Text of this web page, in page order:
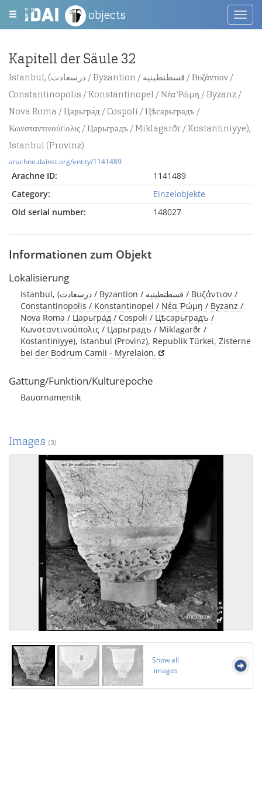
objects
Kapitell der Säule 32
Istanbul, (درسعادت / Byzantion / قسطنطينيه / Βυζάντιον /
Constantinopolis / Konstantinopel / Νέα Ῥώμη / Byzanz /
Nova Roma / Царьгра́д / Cospoli / Цѣсарьградъ /
Κωνσταντινούπολις / Царьградъ / Miklagarðr / Kostantiniyye),
Istanbul (Provinz)
arachne.dainst.org/entity/1141489
Arachne ID:
1141489
Category:
Einzelobjekte
Old serial number:
148027
Informationen zum Objekt
Lokalisierung
Istanbul, (درسعادت / Byzantion / قسطنطينيه / Βυζάντιον /
Constantinopolis / Konstantinopel / Νέα Ῥώμη / Byzanz /
Nova Roma / Царьгра́д / Cospoli / Цѣсарьградъ /
Κωνσταντινούπολις / Царьградъ / Miklagarðr /
Kostantiniyye), Istanbul (Provinz), Republik Türkei, Zisterne
bei der Bodrum Camii - Myrelaion.
Gattung/Funktion/Kulturepoche
Bauornamentik
Images (3)
Show all
images